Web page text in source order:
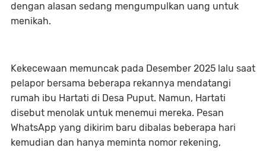
dengan alasan sedang mengumpulkan uang untuk
menikah.
Kekecewaan memuncak pada Desember 2025 lalu saat
pelapor bersama beberapa rekannya mendatangi
rumah ibu Hartati di Desa Puput. Namun, Hartati
disebut menolak untuk menemui mereka. Pesan
WhatsApp yang dikirim baru dibalas beberapa hari
kemudian dan hanya meminta nomor rekening,